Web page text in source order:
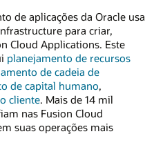
de aplicações da Oracle usa
para criar,
Cloud Applications. Este
planejamento de recursos
de cadeia de
de capital humano,
cliente. Mais de 14 mil
nas Fusion Cloud
suas operações mais